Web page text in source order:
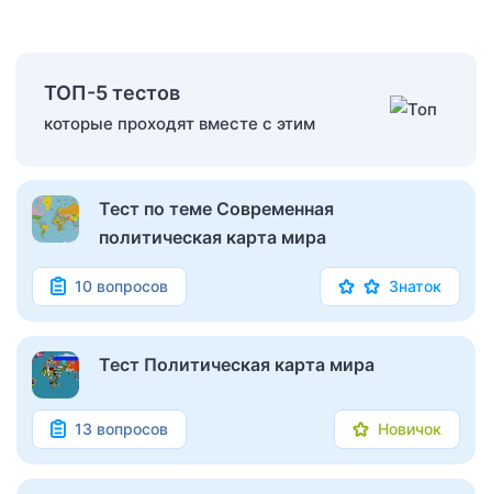
ТОП-5 тестов
которые проходят вместе с этим
Тест по теме Современная
политическая карта мира
10 вопросов Знаток
Тест Политическая карта мира
13 вопросов Новичок